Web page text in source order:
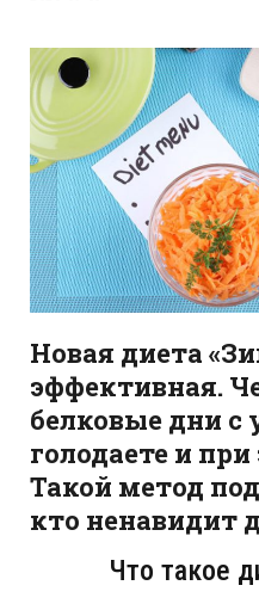
Новая диета
эффективная.
белковые дни с
голодаете и
Такой метод
кто ненавидит
Что такое